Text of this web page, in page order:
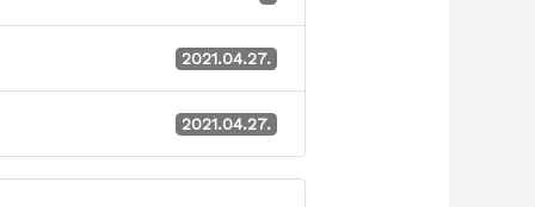
2021.04.27.
2021.04.27.